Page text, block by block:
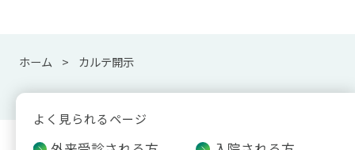
ホーム カルテ開示
よく見られるページ